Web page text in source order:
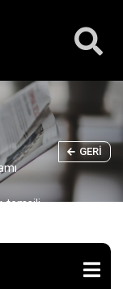
temsili
GERI